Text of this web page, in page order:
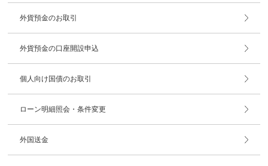
外貨預金のお取引
外貨預金の口座開設申込
個人向け国債のお取引
ローン明細照会・条件変更
外国送金